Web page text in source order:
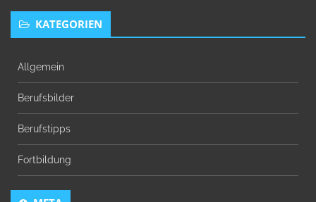
KATEGORIEN
Allgemein
Berufsbilder
Berufstipps
Fortbildung